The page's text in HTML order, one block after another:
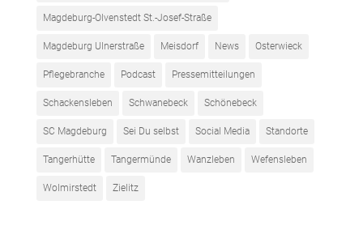
Magdeburg-Olvenstedt St.-Josef-Straße
Magdeburg Ulnerstraße Meisdorf News Osterwieck
Pflegebranche Podcast Pressemitteilungen
Schackensleben Schwanebeck Schönebeck
SC Magdeburg Sei Du selbst Social Media Standorte
Tangerhütte Tangermünde Wanzleben Wefensleben
Wolmirstedt Zielitz